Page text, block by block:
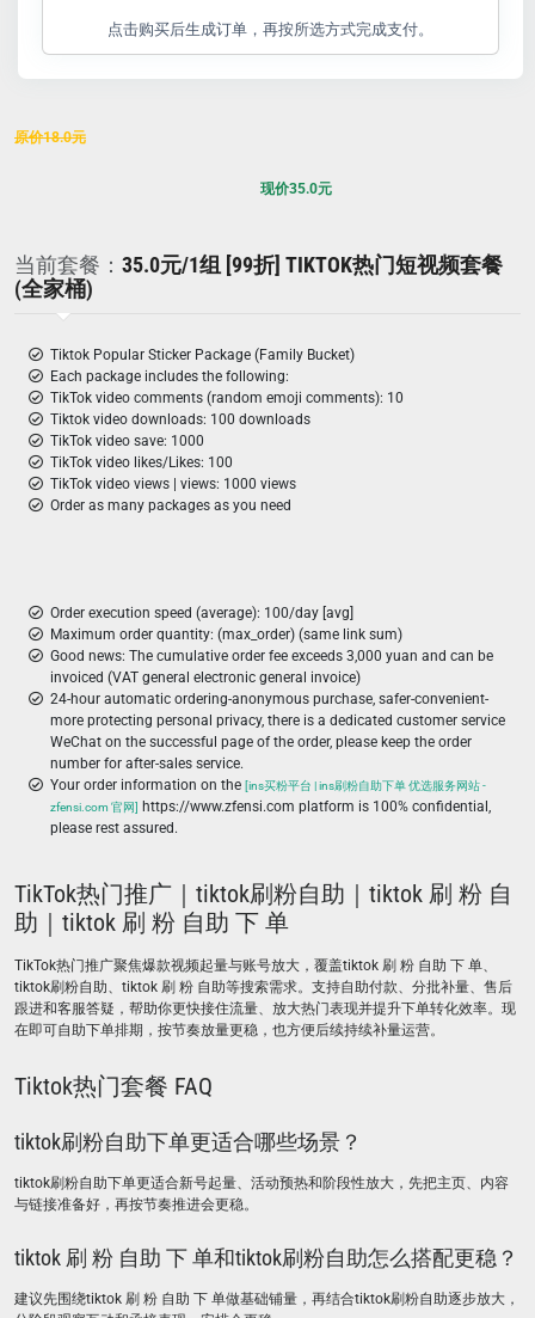
点击购买后生成订单，再按所选方式完成支付。
原价18.0元
现价35.0元
当前套餐： 35.0元/1组 [99折] TIKTOK热门短视频套餐
(全家桶)
Tiktok Popular Sticker Package (Family Bucket)
Each package includes the following:
TikTok video comments (random emoji comments): 10
Tiktok video downloads: 100 downloads
TikTok video save: 1000
TikTok video likes/Likes: 100
TikTok video views | views: 1000 views
Order as many packages as you need
Order execution speed (average): 100/day [avg]
Maximum order quantity: (max_order) (same link sum)
Good news: The cumulative order fee exceeds 3,000 yuan and can be
invoiced (VAT general electronic general invoice)
24-hour automatic ordering-anonymous purchase, safer-convenient-
more protecting personal privacy, there is a dedicated customer service
WeChat on the successful page of the order, please keep the order
number for after-sales service.
Your order information on the [ins买粉平台 | ins刷粉自助下单 优选服务网站 -
zfensi.com 官网]
https://www.zfensi.com platform is 100% confidential,
please rest assured.
TikTok热门推广｜tiktok刷粉自助｜tiktok 刷 粉 自
助｜tiktok 刷 粉 自助 下 单
TikTok热门推广聚焦爆款视频起量与账号放大，覆盖tiktok 刷 粉 自助 下 单、
tiktok刷粉自助、tiktok 刷 粉 自助等搜索需求。支持自助付款、分批补量、售后
跟进和客服答疑，帮助你更快接住流量、放大热门表现并提升下单转化效率。现
在即可自助下单排期，按节奏放量更稳，也方便后续持续补量运营。
Tiktok热门套餐 FAQ
tiktok刷粉自助下单更适合哪些场景？
tiktok刷粉自助下单更适合新号起量、活动预热和阶段性放大，先把主页、内容
与链接准备好，再按节奏推进会更稳。
tiktok 刷 粉 自助 下 单和tiktok刷粉自助怎么搭配更稳？
建议先围绕tiktok 刷 粉 自助 下 单做基础铺量，再结合tiktok刷粉自助逐步放大，